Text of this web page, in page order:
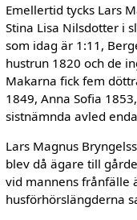
Emellertid tycks Lars
Stina Lisa Nilsdotter i
som idag är 1:11,
hustrun 1820 och de
Makarna fick fem
1849, Anna Sofia
sistnämnda avled
Lars Magnus
blev då ägare till
vid mannens frånfälle
husförhörslängderna